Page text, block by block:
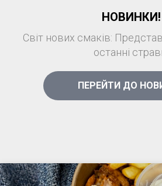
НОВИНКИ!
Світ нових смаків:
останні
ПЕРЕЙТИ ДО